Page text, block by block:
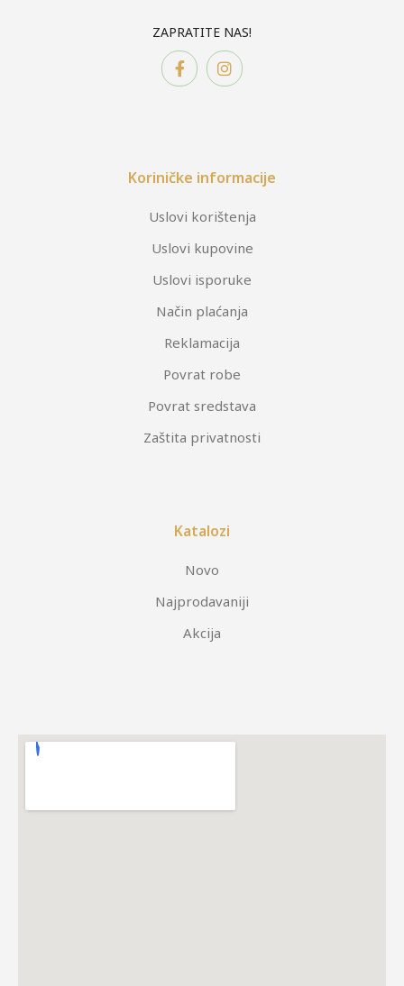
ZAPRATITE NAS!
Koriničke informacije
Uslovi korištenja
Uslovi kupovine
Uslovi isporuke
Način plaćanja
Reklamacija
Povrat robe
Povrat sredstava
Zaštita privatnosti
Katalozi
Novo
Najprodavaniji
Akcija